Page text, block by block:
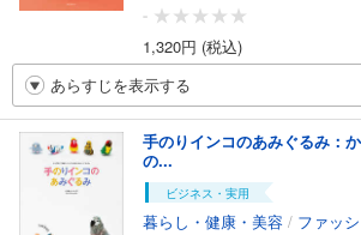
-
1,320円 (税込)
あらすじを表示する
手のりインコのあみぐるみ：
の...
ビジネス・実用
暮らし・健康・美容 / ファッショ